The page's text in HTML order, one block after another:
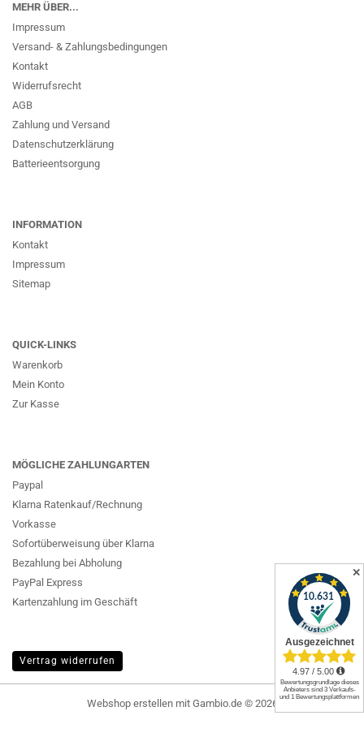
MEHR ÜBER...
Impressum
Versand- & Zahlungsbedingungen
Kontakt
Widerrufsrecht
AGB
Zahlung und Versand
Datenschutzerklärung
Batterieentsorgung
INFORMATION
Kontakt
Impressum
Sitemap
QUICK-LINKS
Warenkorb
Mein Konto
Zur Kasse
MÖGLICHE ZAHLUNGARTEN
Paypal
Klarna Ratenkauf/Rechnung
Vorkasse
Sofortüberweisung über Klarna
Bezahlung bei Abholung
PayPal Express
Kartenzahlung im Geschäft
Vertrag widerrufen
Webshop erstellenmit Gambio.de © 2026
✕